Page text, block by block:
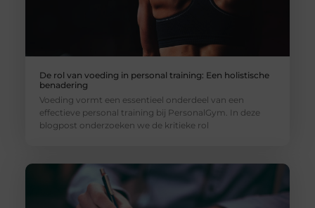
De rol van voeding in personal training: Een holistische
benadering
Voeding vormt een essentieel onderdeel van een
effectieve personal training bij PersonalGym. In deze
blogpost onderzoeken we de kritieke rol